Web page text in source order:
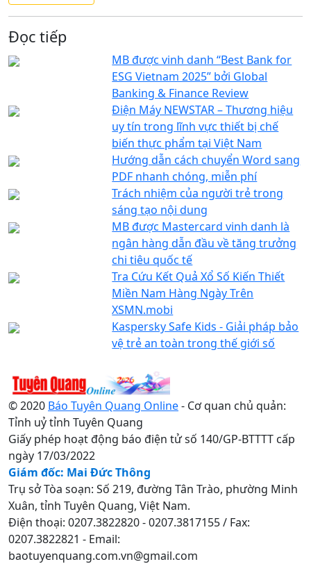
Đọc tiếp
MB được vinh danh “Best Bank for
ESG Vietnam 2025” bởi Global
Banking & Finance Review
Điện Máy NEWSTAR – Thương hiệu
uy tín trong lĩnh vực thiết bị chế
biến thực phẩm tại Việt Nam
Hướng dẫn cách chuyển Word sang
PDF nhanh chóng, miễn phí
Trách nhiệm của người trẻ trong
sáng tạo nội dung
MB được Mastercard vinh danh là
ngân hàng dẫn đầu về tăng trưởng
chi tiêu quốc tế
Tra Cứu Kết Quả Xổ Số Kiến Thiết
Miền Nam Hàng Ngày Trên
XSMN.mobi
Kaspersky Safe Kids - Giải pháp bảo
vệ trẻ an toàn trong thế giới số
© 2020 Báo Tuyên Quang Online- Cơ quan chủ quản:
Tỉnh uỷ tỉnh Tuyên Quang
Giấy phép hoạt động báo điện tử số 140/GP-BTTTT cấp
ngày 17/03/2022
Giám đốc: Mai Đức Thông
Trụ sở Tòa soạn: Số 219, đường Tân Trào, phường Minh
Xuân, tỉnh Tuyên Quang, Việt Nam.
Điện thoại: 0207.3822820 - 0207.3817155 / Fax:
0207.3822821 - Email:
baotuyenquang.com.vn@gmail.com